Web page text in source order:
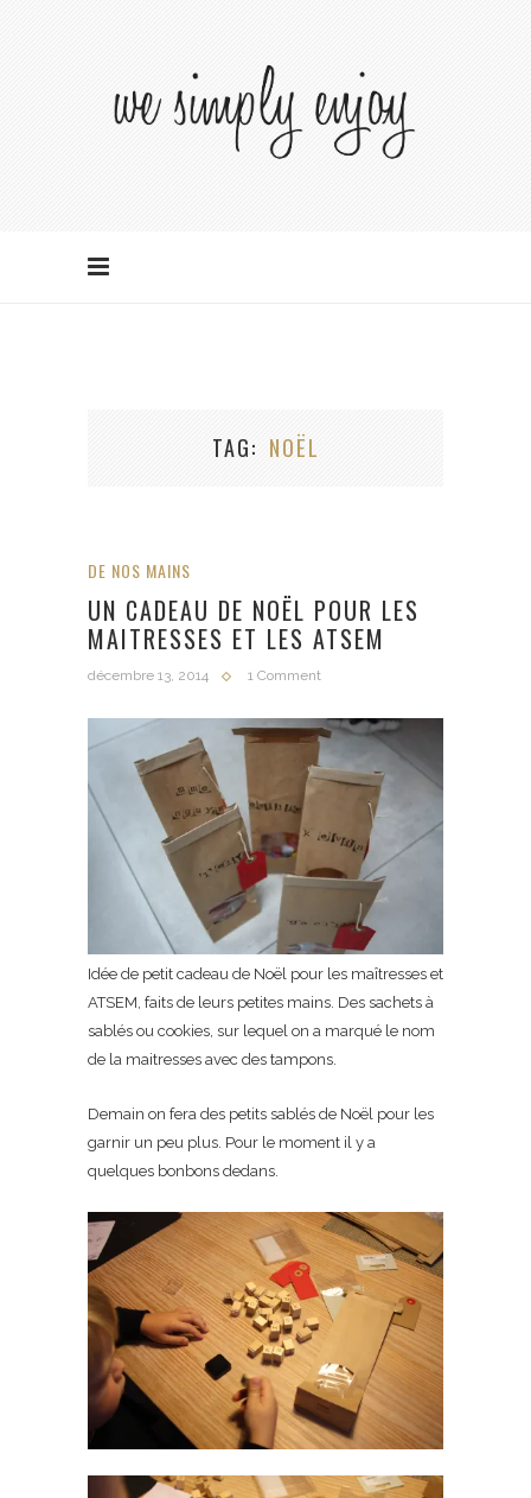
TAG NOËL
DE NOS MAINS
UN CADEAU DE NOËL POUR LES
MAITRESSES ET LES ATSEM
décembre 13, 2014 1 Comment
Idée de petit cadeau de Noël pour les maîtresses et
ATSEM, faits de leurs petites mains. Des sachets à
sablés ou cookies, sur lequel on a marqué le nom
de la maitresses avec des tampons.
Demain on fera des petits sablés de Noël pour les
garnir un peu plus. Pour le moment il y a
quelques bonbons dedans.